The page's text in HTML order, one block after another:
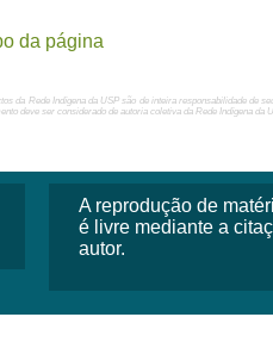
da página
da Rede Indígena da USP são de inteira responsabilidade de
deve ser considerado de autoria coletiva da Rede Indígena da
A reprodução de
é livre mediante a
autor.